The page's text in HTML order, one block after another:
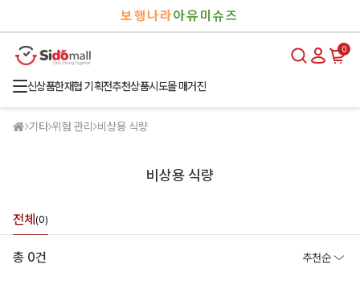
보행나라아유미슈즈
0
신상품한재협 기획전추천상품시도몰 매거진
기타 위험 관리 비상용 식량
비상용 식량
전체 (0)
총 0건 추천순